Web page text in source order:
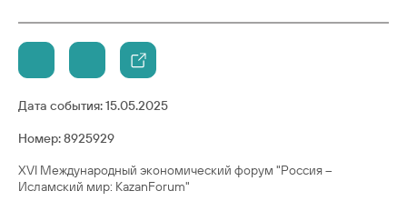
Дата события:15.05.2025
Номер: 8925929
XVI Международный экономический форум "Россия –
Исламский мир: КаzanForum"